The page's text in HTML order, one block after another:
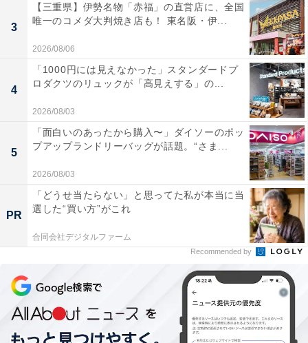
3
【三重県】伊勢名物「赤福」の直営店に、全国
唯一のコメダ大判焼き店も！ 東名阪・伊...
2026/08/06
4
「1000円には見えなかった」スタンダードプ
ロダクツのリュックが「高見えする」の...
2026/08/03
5
「面白いのあったから購入〜」ダイソーのポッ
プアップランドリーバッグが話題。“さま...
2026/08/03
PR
「どうせ当たらない」と思ってた私が本当に当
選した“買い方”がこれ
合同会社デジタルファーム
Recommended by